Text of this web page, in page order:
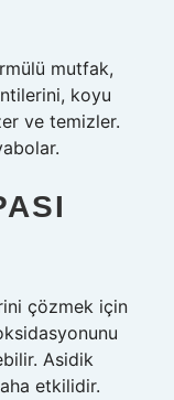
mutfak,
koyu
ve temizler.
çözmek için
Asidik
etkilidir.